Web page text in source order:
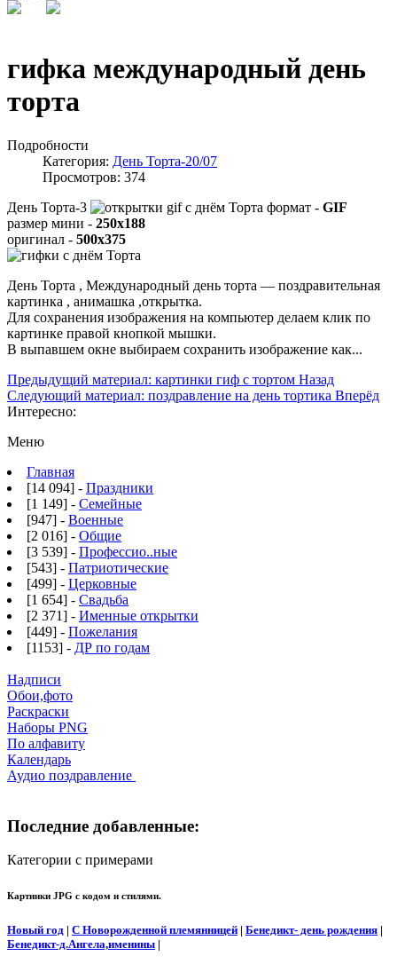
гифка международный день
торта
Подробности
Категория: День Торта-20/07
Просмотров: 374
День Торта-3
формат - GIF
размер мини - 250x188
оригинал - 500x375
День Торта , Международный день торта — поздравительная
картинка , анимашка ,открытка.
Для сохранения изображения на компьютер делаем клик по
картинке правой кнопкой мышки.
В выпавшем окне выбираем сохранить изображение как...
Предыдущий материал: картинки гиф с тортом Назад
Следующий материал: поздравление на день тортика Вперёд
Интересно:
Меню
Главная
[14 094] - Праздники
[1 149] - Семейные
[947] - Военные
[2 016] - Общие
[3 539] - Профессио..ные
[543] - Патриотические
[499] - Церковные
[1 654] - Свадьба
[2 371] - Именные открытки
[449] - Пожелания
[1153] - ДР по годам
Надписи
Обои,фото
Раскраски
Наборы PNG
По алфавиту
Календарь
Аудио поздравление
Последние добавленные:
Категории с примерами
Картинки JPG с кодом и стилями.
Новый год | С Новорожденной племянницей | Бенедикт- день рождения |
Бенедикт-д.Ангела,именины |